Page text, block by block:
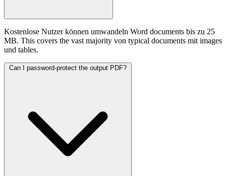
Kostenlose Nutzer können umwandeln Word documents bis zu 25
MB. This covers the vast majority von typical documents mit images
und tables.
Can I password-protect the output PDF?